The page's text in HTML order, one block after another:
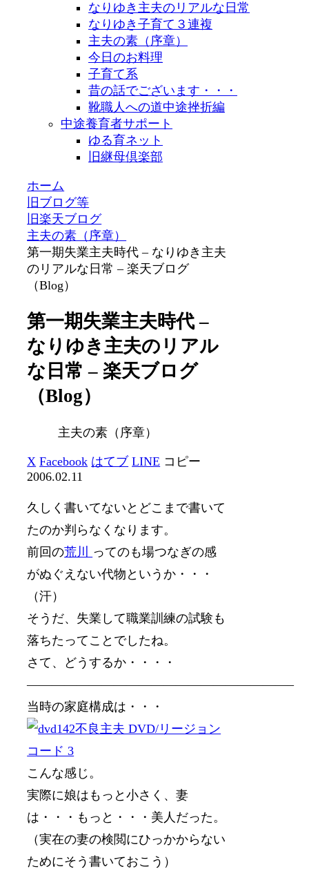
なりゆき主夫のリアルな日常
なりゆき子育て３連複
主夫の素（序章）
今日のお料理
子育て系
昔の話でございます・・・
靴職人への道中途挫折編
中途養育者サポート
ゆる育ネット
旧継母倶楽部
ホーム
旧ブログ等
旧楽天ブログ
主夫の素（序章）
第一期失業主夫時代 – なりゆき主夫
のリアルな日常 – 楽天ブログ
（Blog）
第一期失業主夫時代 –
なりゆき主夫のリアル
な日常 – 楽天ブログ
（Blog）
主夫の素（序章）
X Facebook はてブ LINE コピー
2006.02.11
久しく書いてないとどこまで書いて
たのか判らなくなります。
前回の荒川 ってのも場つなぎの感
がぬぐえない代物というか・・・
（汗）
そうだ、失業して職業訓練の試験も
落ちたってことでしたね。
さて、どうするか・・・・
—————————————————————–
当時の家庭構成は・・・
こんな感じ。
実際に娘はもっと小さく、妻
は・・・もっと・・・美人だった。
（実在の妻の検閲にひっかからない
ためにそう書いておこう）